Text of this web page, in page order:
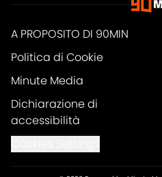
A PROPOSITO DI 90MIN
Politica di Cookie
Minute Media
Dichiarazione di
accessibilità